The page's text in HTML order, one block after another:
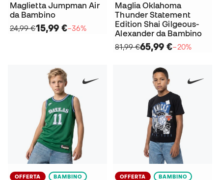
Maglietta Jumpman Air
da Bambino
24,99 €15,99 €−36%
Maglia Oklahoma
Thunder Statement
Edition Shai Gilgeous-
Alexander da Bambino
81,99 €65,99 €−20%
OFFERTA BAMBINO OFFERTA BAMBINO